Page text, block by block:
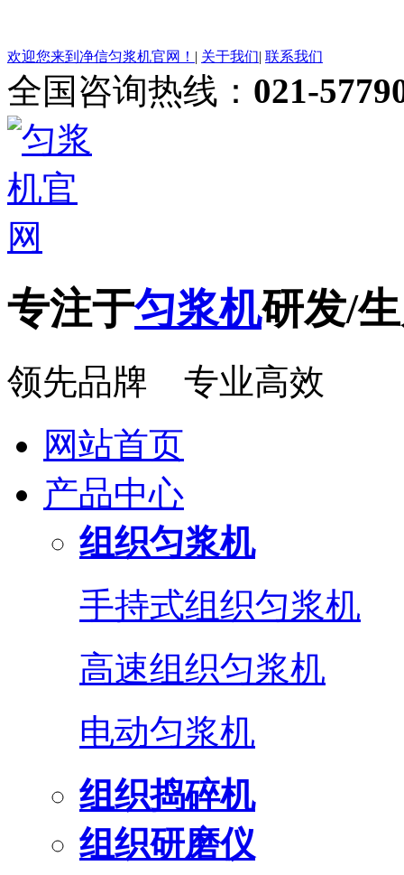
欢迎您来到净信匀浆机官网！ | 关于我们| 联系我们
全国咨询热线： 021-
专注于匀浆机研发/
领先品牌 专业高效
网站首页
产品中心
组织匀浆机
手持式组织匀浆机
高速组织匀浆机
电动匀浆机
组织捣碎机
组织研磨仪